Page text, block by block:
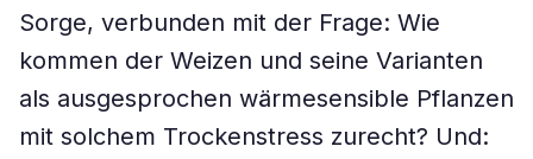
Sorge, verbunden mit der Frage: Wie
kommen der Weizen und seine Varianten
als ausgesprochen wärmesensible Pflanzen
mit solchem Trockenstress zurecht? Und: